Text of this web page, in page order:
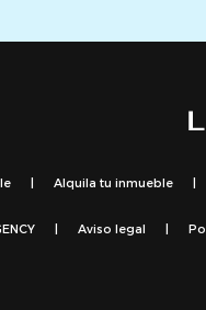
| Alquila tu inmueble |
| Aviso legal |